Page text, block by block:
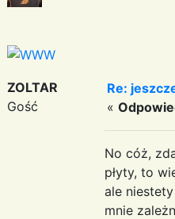
ZOLTAR
Gość
Re:
«
No cóż,
płyty, to
ale
mnie